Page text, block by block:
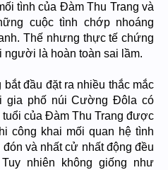
tình của Đàm Thu Trang và
cuộc tình chớp nhoáng
Thế nhưng thực tế chứng
người là hoàn toàn sai lầm.
đầu đặt ra nhiều thắc mắc
gia phố núi Cường Đôla có
của Đàm Thu Trang được
công khai mối quan hệ tình
và nhất cử nhất động đều
nhiên không giống như